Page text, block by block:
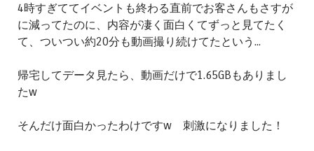
4時すぎててイベントも終わる直前でお客さんもさすが
に減ってたのに、内容が凄く面白くてずっと見てたく
て、ついつい約20分も動画撮り続けてたという...
帰宅してデータ見たら、動画だけで1.65GBもありまし
たw
そんだけ面白かったわけですw 刺激になりました！